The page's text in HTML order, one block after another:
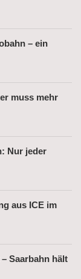
– ein
muss mehr
Nur jeder
aus ICE im
Saarbahn hält